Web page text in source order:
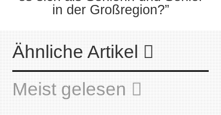
in der Großregion?”
Ähnliche Artikel
Meist gelesen